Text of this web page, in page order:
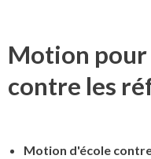
Motion pour
contre les
Motion d'école